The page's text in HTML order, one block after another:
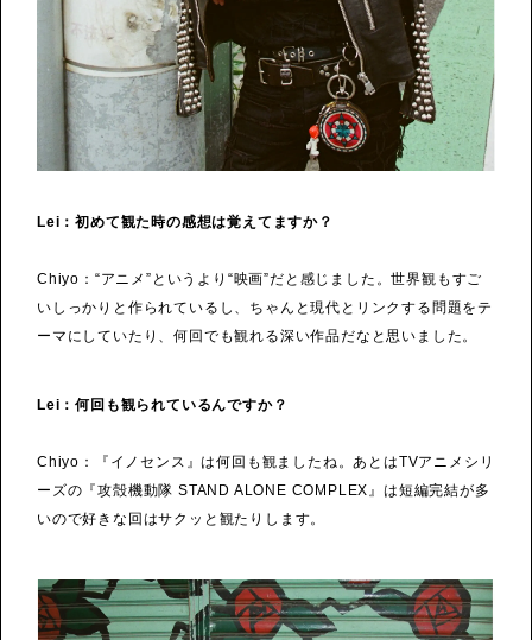
Lei：初めて観た時の感想は覚えてますか？
Chiyo：“アニメ”というより“映画”だと感じました。世界観もすご
いしっかりと作られているし、ちゃんと現代とリンクする問題をテ
ーマにしていたり、何回でも観れる深い作品だなと思いました。
Lei：何回も観られているんですか？
Chiyo：『イノセンス』は何回も観ましたね。あとはTVアニメシリ
ーズの『攻殻機動隊 STAND ALONE COMPLEX』は短編完結が多
いので好きな回はサクッと観たりします。